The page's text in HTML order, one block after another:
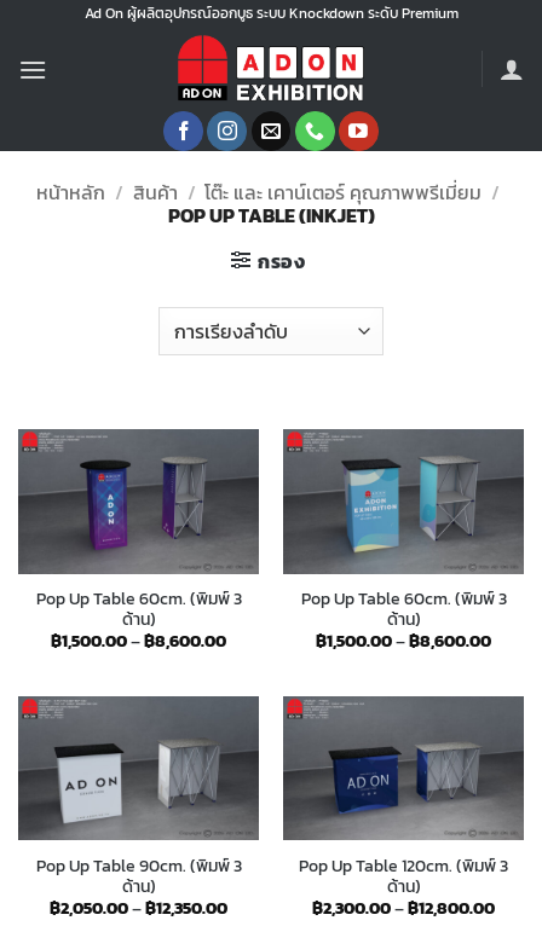
ยัง
Ad On ผู้ผลิตอุปกรณ์ออกบูธ ระบบ Knockdown ระดับ Premium
หน้าหลัก / สินค้า / โต๊ะ และ เคาน์เตอร์ คุณภาพพรีเมี่ยม /
POP UP TABLE (INKJET)
กรอง
Pop Up Table 60cm. (พิมพ์ 3
ด้าน)
฿1,500.00–฿8,600.00Price
฿8,600.00
Pop Up Table 60cm. (พิมพ์ 3
ด้าน)
฿1,500.00–฿8,600.00Price
฿
Pop Up Table 90cm. (พิมพ์ 3
ด้าน)
฿2,050.00–฿12,350.00Price
Pop Up Table 120cm. (พิมพ์ 3
ด้าน)
฿2,300.00–฿12,800.00Price